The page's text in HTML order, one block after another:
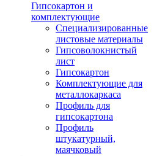
Гипсокартон и
комплектующие
Специализированные
листовые материалы
Гипсоволокнистый
лист
Гипсокартон
Комплектующие для
металлокаркаса
Профиль для
гипсокартона
Профиль
штукатурный,
маячковый